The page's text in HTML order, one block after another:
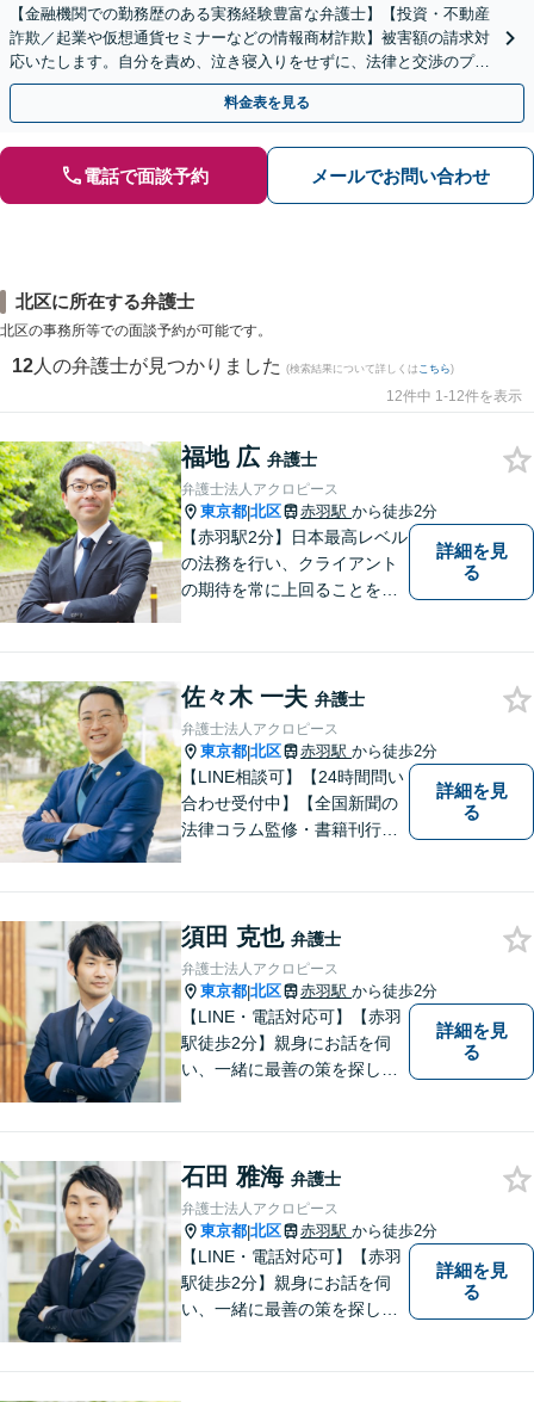
【金融機関での勤務歴のある実務経験豊富な弁護士】【投資・不動産
詐欺／起業や仮想通貨セミナーなどの情報商材詐欺】被害額の請求対
応いたします。自分を責め、泣き寝入りをせずに、法律と交渉のプロ
にまずはご相談ください。【表参道駅から徒歩3分】
料金表を見る
電話で面談予約 メールでお問い合わせ
北区に所在する弁護士
北区の事務所等での面談予約が可能です。
12 人の弁護士が見つかりました (検索結果について詳しくは こちら)
12件中 1-12件を表示
福地 広 弁護士
弁護士法人アクロピース
東京都|北区 赤羽駅 から徒歩2分
【赤羽駅2分】日本最高レベル
の法務を行い、クライアント
の期待を常に上回ることを使
最高のピースになるために精
一杯の努力をしていきます。
詳細を見
る
佐々木 一夫 弁護士
弁護士法人アクロピース
東京都|北区 赤羽駅 から徒歩2分
【LINE相談可】【24時間問い
合わせ受付中】【全国新聞の
法律コラム監修・書籍刊行・
を伺い、相談予約をご案内。
「有利な条件で解決したい」
と強い要望がある方はご相談
ください。
詳細を見
る
須田 克也 弁護士
弁護士法人アクロピース
東京都|北区 赤羽駅 から徒歩2分
【LINE・電話対応可】【赤羽
駅徒歩2分】親身にお話を伺
い、一緒に最善の策を探しま
護をします。他士業との連携
あり【初回面談無料】
詳細を見
る
石田 雅海 弁護士
弁護士法人アクロピース
東京都|北区 赤羽駅 から徒歩2分
【LINE・電話対応可】【赤羽
駅徒歩2分】親身にお話を伺
い、一緒に最善の策を探しま
詳細を見
る